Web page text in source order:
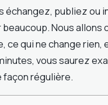
échangez, publiez ou
Nous allons
qui ne change rien,
vous saurez
régulière.